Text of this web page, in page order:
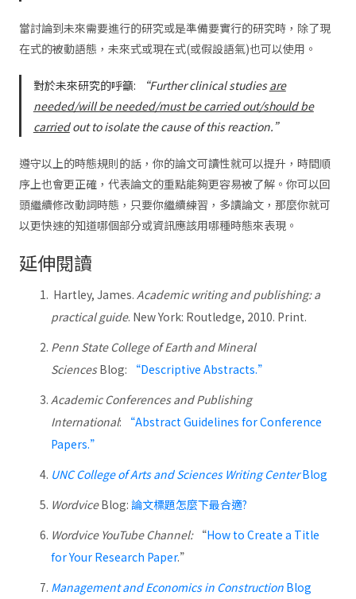
當討論到未來需要進行的研究或是準備要實行的研究時，除了現
在式的被動語態，未來式或現在式(或假設語氣)也可以使用。
對於未來研究的呼籲: “Further clinical studiesare
needed/will be needed/must be carried out/should be
carriedout to isolate the cause of this reaction.”
遵守以上的時態規則的話，你的論文可讀性就可以提升，時間順
序上也會更正確，代表論文的重點能夠更容易被了解。你可以回
頭繼續修改動詞時態，只要你繼續練習，多讀論文，那麼你就可
以更快速的知道哪個部分或資訊應該用哪種時態來表現。
延伸閱讀
Hartley, James. Academic writing and publishing: a
practical guide. New York: Routledge, 2010. Print.
Penn State College of Earth and Mineral
SciencesBlog:
“Descriptive Abstracts.”
Academic Conferences and Publishing
International:
“Abstract Guidelines for Conference
Papers.”
UNC College of Arts and Sciences Writing CenterBlog
WordviceBlog: 論文標題怎麼下最合適?
Wordvice YouTube Channel: “How to Create a Title
for Your Research Paper.”
Management and Economics in Construction Blog